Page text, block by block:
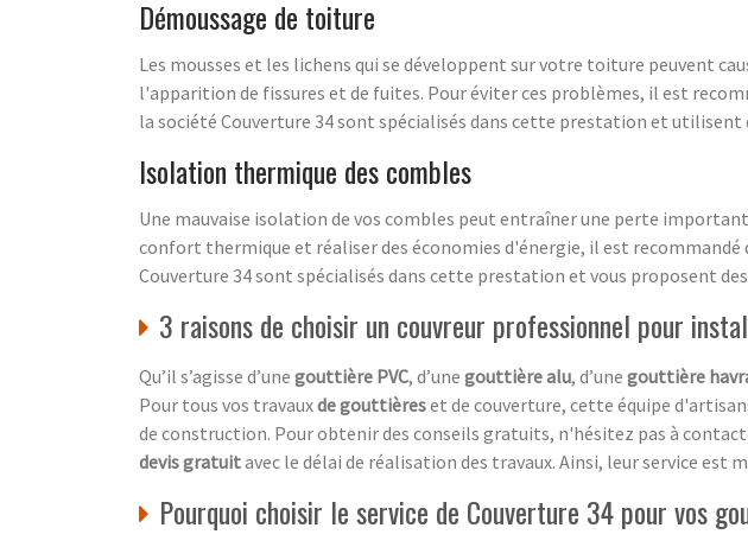
Démoussage de toiture
Les mousses et les lichens qui se développent sur votre toiture peuvent
l'apparition de fissures et de fuites. Pour éviter ces problèmes, il est
la société Couverture 34 sont spécialisés dans cette prestation et
Isolation thermique des combles
Une mauvaise isolation de vos combles peut entraîner une perte
confort thermique et réaliser des économies d'énergie, il est recommandé
Couverture 34 sont spécialisés dans cette prestation et vous proposent
3 raisons de choisir un couvreur professionnel pour
Qu’il s’agisse d’une gouttière PVC, d’une gouttière alu, d’une gouttière
Pour tous vos travauxde gouttièreset de couverture, cette équipe
de construction. Pour obtenir des conseils gratuits, n'hésitez pas à
devis gratuitavec le délai de réalisation des travaux. Ainsi, leur service est
Pourquoi choisir le service de Couverture 34 pour vos